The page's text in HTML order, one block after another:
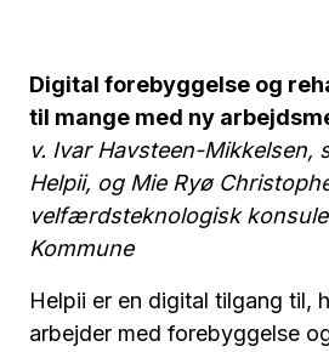
Digital forebyggelse og
til mange med ny
v. Ivar Havsteen-Mikkelsen,
Helpii, og Mie Ryø
velfærdsteknologisk
Kommune
Helpii er en digital tilgang til,
arbejder med forebyggelse